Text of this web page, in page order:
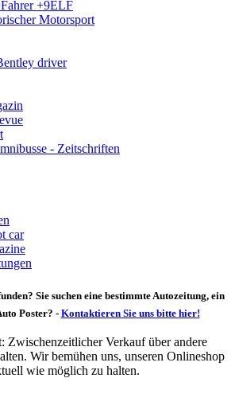
+9ELF
Motorsport
driver
- Zeitschriften
car
Sie suchen eine bestimmte Autozeitung, ein
Poster? - Kontaktieren Sie uns bitte hier!
Zwischenzeitlicher Verkauf über andere
Wir bemühen uns, unseren Onlineshop
wie möglich zu halten.